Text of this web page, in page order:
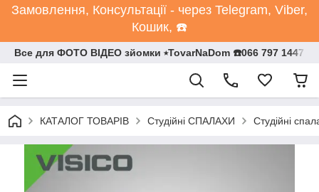
Замовлення, Консультації - через Telegram, Viber,
Кошик, ☎️
Все для ФОТО ВІДЕО зйомки ⭒TovarNaDom ☎️066 797 1447
КАТАЛОГ ТОВАРІВ Студійні СПАЛАХИ Студійні